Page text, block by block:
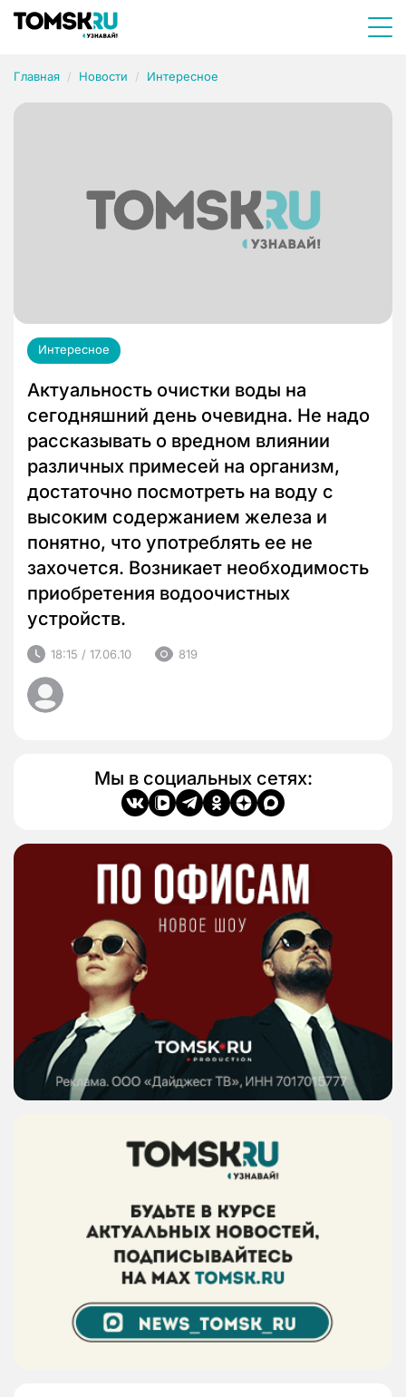
Главная Новости Интересное
Интересное
Актуальность очистки воды на
сегодняшний день очевидна. Не надо
рассказывать о вредном влиянии
различных примесей на организм,
достаточно посмотреть на воду с
высоким содержанием железа и
понятно, что употреблять ее не
захочется. Возникает необходимость
приобретения водоочистных
устройств.
18:15 / 17.06.10 819
Мы в социальных сетях: